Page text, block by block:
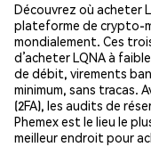
Découvrez où acheter
plateforme de crypto-
mondialement. Ces
d’acheter LQNA à
de débit, virements
minimum, sans tracas.
(2FA), les audits de
Phemex est le lieu le
meilleur endroit pour